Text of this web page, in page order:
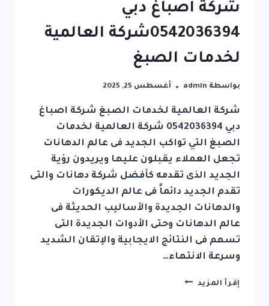
شركة اصباغ دبي
0542036394شركة العالمية
لخدمات الصبغ
بواسطة admin أغسطس 25, 2025
شركة العالمية لخدمات الصبغ شركة اصباغ
دبي 0542036394 شركة العالمية لخدمات
الصبغ التي تواكب الجديد فى عالم الدهانات
تجعل العملاء يقبلون عليها ويريدون رؤية
الجديد الذى تقدمه كأفضل شركة دهانات والتى
تقدم الجديد دائماً فى عالم الديكورات
والدهانات الجديدة والأساليب الحديثة فى
عالم الدهانات وحتى الأدوات الجديدة التى
تسهم فى النتائج الايجابية والإتقان الشديد
وسرعة الانتهاء…
إقرأ المزيد شركة